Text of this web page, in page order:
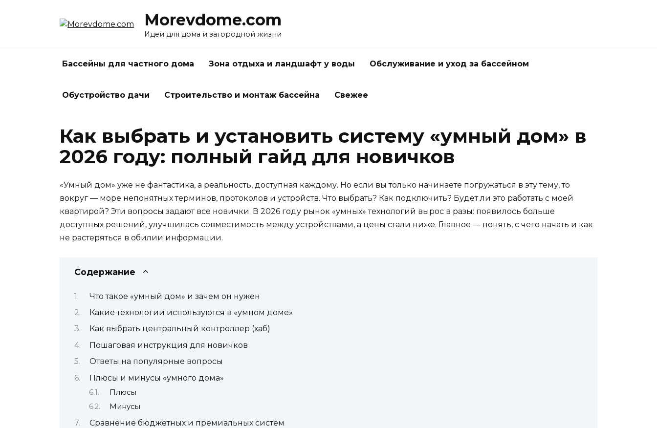
Morevdome.com
Идеи для дома и загородной жизни
Бассейны для частного дома Зона отдыха и ландшафт у воды Обслуживание и уход за бассейном
Обустройство дачи Строительство и монтаж бассейна Свежее
Как выбрать и установить систему «умный дом» в
2026 году: полный гайд для новичков
«Умный дом» уже не фантастика, а реальность, доступная каждому. Но если вы только начинаете погружаться в эту тему, то
вокруг — море непонятных терминов, протоколов и устройств. Что выбрать? Как подключить? Будет ли это работать с моей
квартирой? Эти вопросы задают все новички. В 2026 году рынок «умных» технологий вырос в разы: появилось больше
доступных решений, улучшилась совместимость между устройствами, а цены стали ниже. Главное — понять, с чего начать и как
не растеряться в обилии информации.
Содержание
Что такое «умный дом» и зачем он нужен
Какие технологии используются в «умном доме»
Как выбрать центральный контроллер (хаб)
Пошаговая инструкция для новичков
Ответы на популярные вопросы
Плюсы и минусы «умного дома»
Плюсы
Минусы
Сравнение бюджетных и премиальных систем